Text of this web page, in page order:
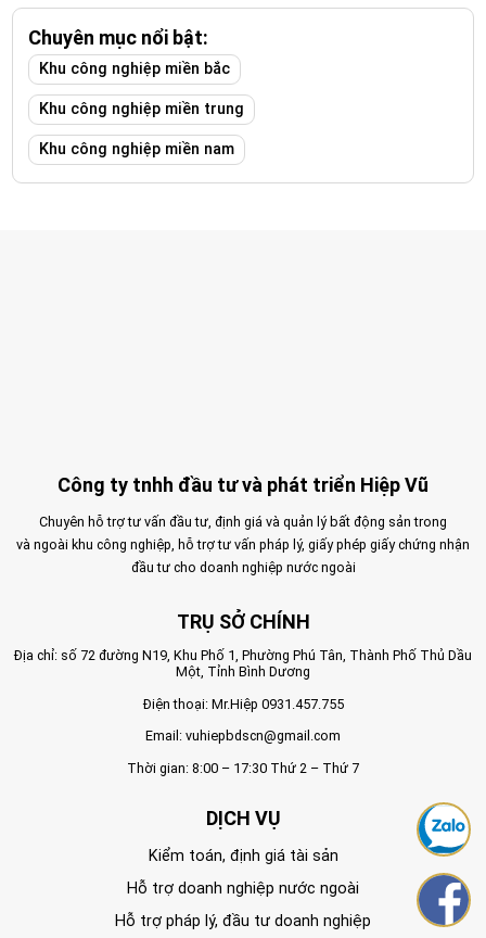
Chuyên mục nổi bật:
Khu công nghiệp miền bắc
Khu công nghiệp miền trung
Khu công nghiệp miền nam
Công ty tnhh đầu tư và phát triển Hiệp Vũ
Chuyên hỗ trợ tư vấn đầu tư, định giá và quản lý bất động sản trong
và ngoài khu công nghiệp, hỗ trợ tư vấn pháp lý, giấy phép giấy chứng nhận
đầu tư cho doanh nghiệp nước ngoài
TRỤ SỞ CHÍNH
Địa chỉ: số 72 đường N19, Khu Phố 1, Phường Phú Tân, Thành Phố Thủ Dầu
Một, Tỉnh Bình Dương
Điện thoại: Mr.Hiệp 0931.457.755
Email: vuhiepbdscn@gmail.com
Thời gian: 8:00 – 17:30 Thứ 2 – Thứ 7
DỊCH VỤ
Kiểm toán, định giá tài sản
Hỗ trợ doanh nghiệp nước ngoài
Hỗ trợ pháp lý, đầu tư doanh nghiệp